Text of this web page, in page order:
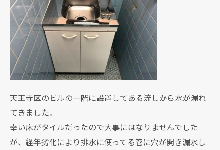
天王寺区のビルの一階に設置してある流しから水が漏れ
てきました。
幸い床がタイルだったので大事にはなりませんでした
が、経年劣化により排水に使ってる管に穴が開き漏水し